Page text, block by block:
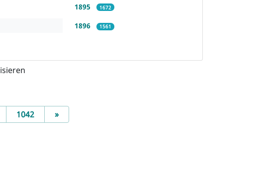
1895 1672
1896 1561
1042 »Next